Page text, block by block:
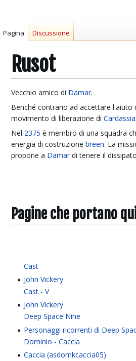
Rusot
Vai
alla
navigazione
Vai
alla
ricerca
Vecchio amico di Damar.
Benché contrario ad accettare l'aiuto
movimento di liberazione di Cardassia
Nel 2375 è membro di una squadra
energia di costruzione breen. La
propone a Damardi tenere il
Pagine che portano
Cast
John Vickery
Cast - V
John Vickery
Deep Space Nine
Personaggi ricorrenti di Deep
Dominio - Caccia
Caccia (asdomkcaccia05)
Pagina Discussione